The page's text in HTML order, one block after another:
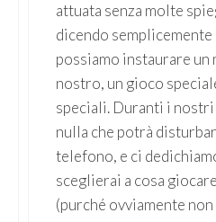
attuata senza molte
dicendo semplicemente
possiamo instaurare
nostro, un gioco
speciali. Duranti i
nulla che potrà
telefono, e ci
sceglierai a cosa
(purché ovviamente